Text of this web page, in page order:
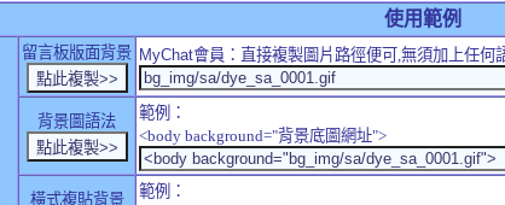
使用範例
留言板版面背景 MyChat會員：直接複製圖片路徑便可,無須加上任何
背景圖語法
範例：
<body background="背景底圖網址">
橫式複貼背景
範例：